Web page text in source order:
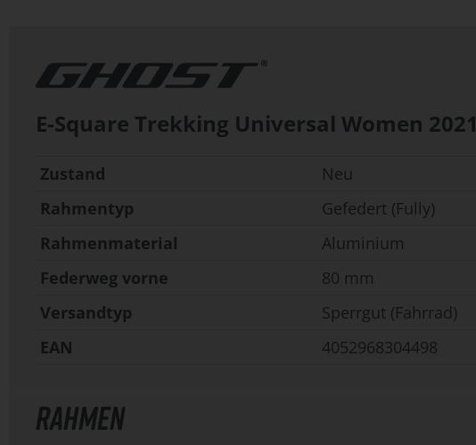
Bildergalerie
E-Square Trekking Universal Women 2021
Zustand
Neu
Rahmentyp
Gefedert (Fully)
Rahmenmaterial
Aluminium
Federweg vorne
80 mm
Versandtyp
Sperrgut (Fahrrad)
EAN
4052968304498
RAHMEN